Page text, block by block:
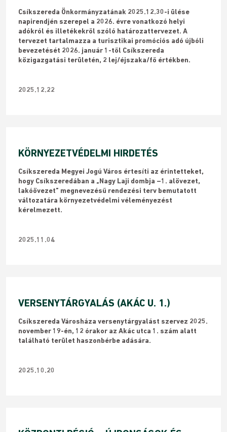
Csíkszereda Önkormányzatának 2025.12.30-i ülése
napirendjén szerepel a 2026. évre vonatkozó helyi
adókról és illetékekről szóló határozattervezet. A
tervezet tartalmazza a turisztikai promóciós adó újbóli
bevezetését 2026. január 1-től Csíkszereda
közigazgatási területén, 2 lej/éjszaka/fő értékben.
2025.12.22
KÖRNYEZETVÉDELMI HIRDETÉS
Csíkszereda Megyei Jogú Város értesíti az érintetteket,
hogy Csíkszeredában a „Nagy Laji dombja –1. alövezet,
lakóövezet” megnevezésű rendezési terv bemutatott
változatára környezetvédelmi véleményezést
kérelmezett.
2025.11.04
VERSENYTÁRGYALÁS (AKÁC U. 1.)
Csíkszereda Városháza versenytárgyalást szervez 2025.
november 19-én, 12 órakor az Akác utca 1. szám alatt
található terület haszonbérbe adására.
2025.10.20